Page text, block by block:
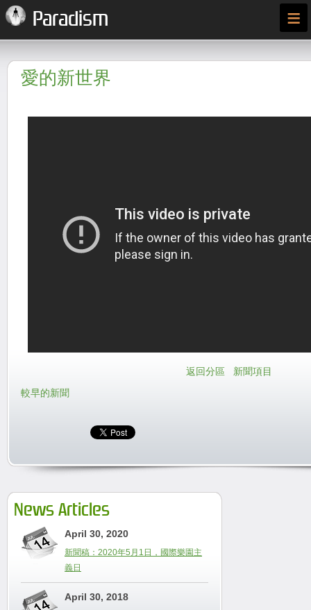
Paradism ≡
愛的新世界
返回分區
新聞項目
較早的新聞
News Articles
April 30, 2020
新聞稿：2020年5月1日，國際樂園主
義日
April 30, 2018